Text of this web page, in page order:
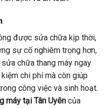
được sửa chữa kịp thời,
sự cố nghiêm trọng hơn,
chữa thang máy ngay
chi phí mà còn giúp
công việc và sinh hoạt.
máy tại Tân Uyên của